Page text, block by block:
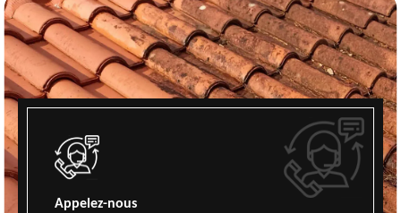
Appelez-nous